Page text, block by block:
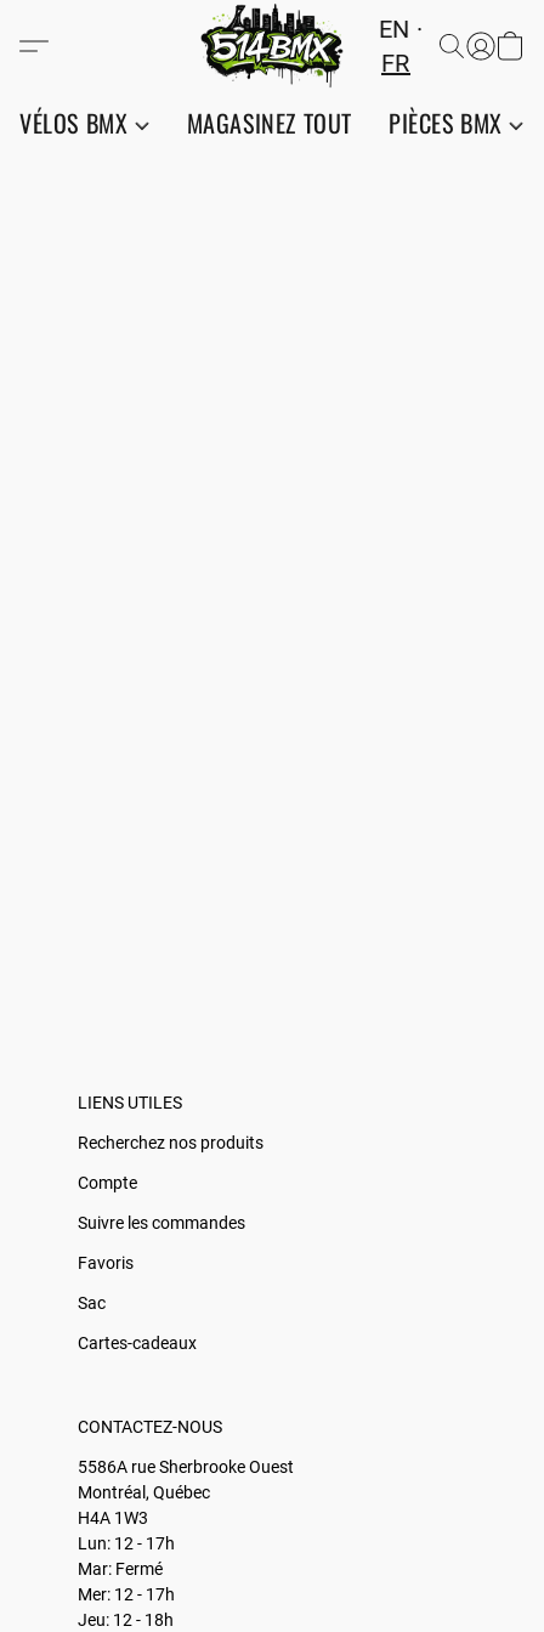
EN
FR
VÉLOS BMX MAGASINEZ TOUT PIÈCES BMX
LIENS UTILES
Recherchez nos produits
Compte
Suivre les commandes
Favoris
Sac
Cartes-cadeaux
CONTACTEZ-NOUS
5586A rue Sherbrooke Ouest
Montréal, Québec
H4A 1W3
Lun: 12 - 17h
Mar: Fermé
Mer: 12 - 17h
Jeu: 12 - 18h